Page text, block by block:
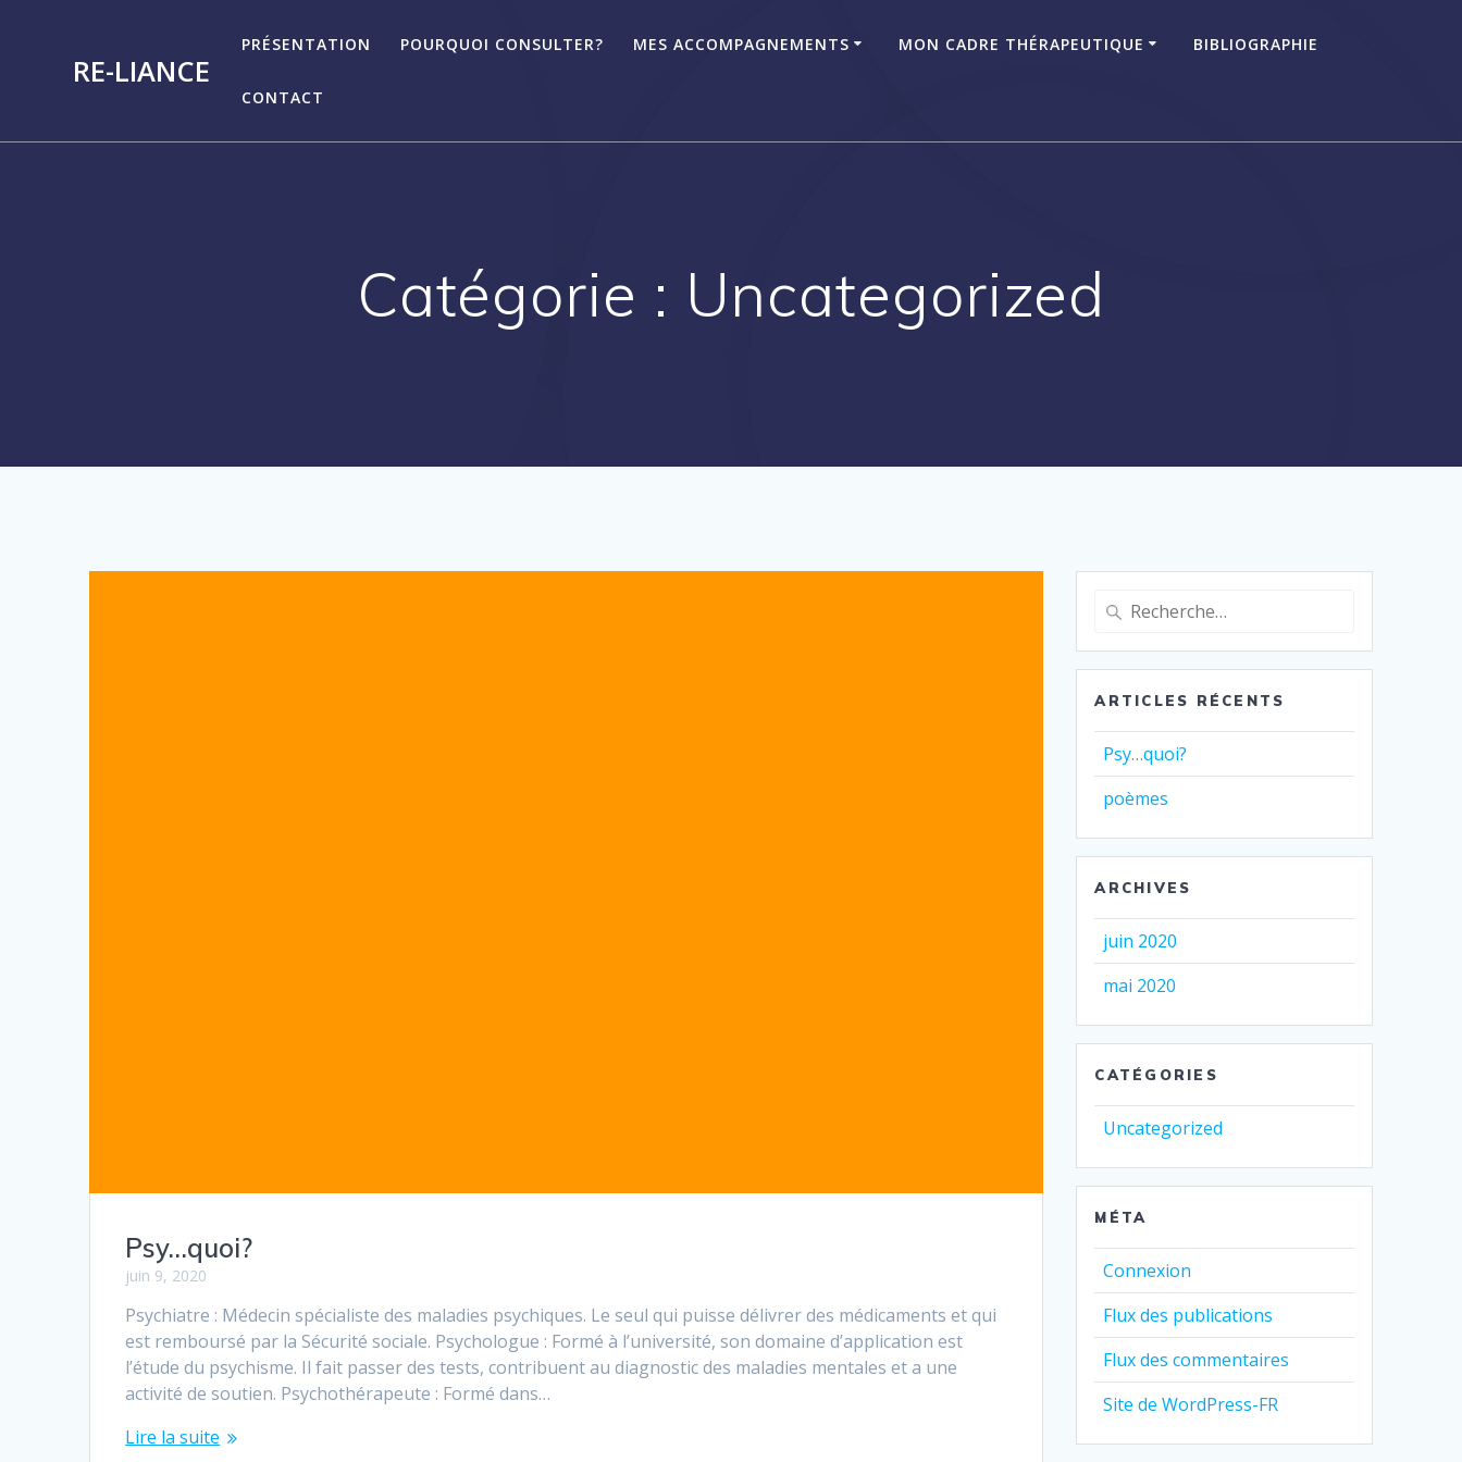
RE-LIANCE
PRÉSENTATION POURQUOI CONSULTER? MES ACCOMPAGNEMENTS MON CADRE THÉRAPEUTIQUE BIBLIOGRAPHIE
CONTACT
Catégorie : Uncategorized
Psy…quoi?
juin 9, 2020
Psychiatre : Médecin spécialiste des maladies psychiques. Le seul qui puisse délivrer des médicaments et qui
est remboursé par la Sécurité sociale. Psychologue : Formé à l’université, son domaine d’application est
l’étude du psychisme. Il fait passer des tests, contribuent au diagnostic des maladies mentales et a une
activité de soutien. Psychothérapeute : Formé dans…
Lire la suite
Recherche
:
ARTICLES RÉCENTS
Psy…quoi?
poèmes
ARCHIVES
juin 2020
mai 2020
CATÉGORIES
Uncategorized
MÉTA
Connexion
Flux des publications
Flux des commentaires
Site de WordPress-FR